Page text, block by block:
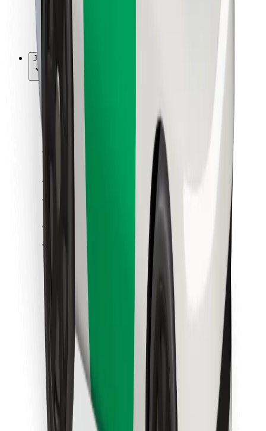
Pro restaurace
Bolt for Business
Jiné
Partneři
Obchodní podmínky
Cookies
Zabezpečení
Jízda za pár minut!
Stáhněte si aplikaci Bolt
Stáhněte si aplikaci Bolt Food